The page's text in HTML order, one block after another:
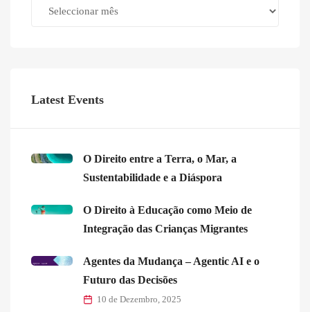
Latest Events
O Direito entre a Terra, o Mar, a
Sustentabilidade e a Diáspora
O Direito à Educação como Meio de
Integração das Crianças Migrantes
Agentes da Mudança – Agentic AI e o
Futuro das Decisões
10 de Dezembro, 2025